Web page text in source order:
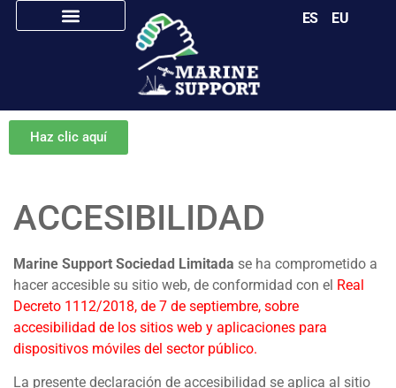
ES EU
Haz clic aquí
ACCESIBILIDAD
Marine Support Sociedad Limitada se ha comprometido a
hacer accesible su sitio web, de conformidad con el Real
Decreto 1112/2018, de 7 de septiembre, sobre
accesibilidad de los sitios web y aplicaciones para
dispositivos móviles del sector público.
La presente declaración de accesibilidad se aplica al sitio